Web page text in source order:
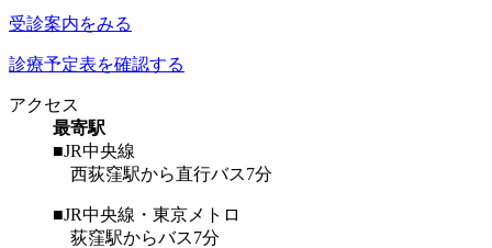
受診案内をみる
診療予定表を確認する
アクセス
最寄駅
■JR中央線
西荻窪駅から直行バス7分
■JR中央線・東京メトロ
荻窪駅からバス7分